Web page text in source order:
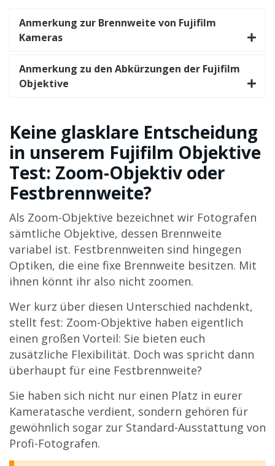
Anmerkung zur Brennweite von Fujifilm
Kameras
Anmerkung zu den Abkürzungen der Fujifilm
Objektive
Keine glasklare Entscheidung
in unserem Fujifilm Objektive
Test: Zoom-Objektiv oder
Festbrennweite?
Als Zoom-Objektive bezeichnet wir Fotografen
sämtliche Objektive, dessen Brennweite
variabel ist. Festbrennweiten sind hingegen
Optiken, die eine fixe Brennweite besitzen. Mit
ihnen könnt ihr also nicht zoomen.
Wer kurz über diesen Unterschied nachdenkt,
stellt fest: Zoom-Objektive haben eigentlich
einen großen Vorteil: Sie bieten euch
zusätzliche Flexibilität. Doch was spricht dann
überhaupt für eine Festbrennweite?
Sie haben sich nicht nur einen Platz in eurer
Kameratasche verdient, sondern gehören für
gewöhnlich sogar zur Standard-Ausstattung von
Profi-Fotografen.